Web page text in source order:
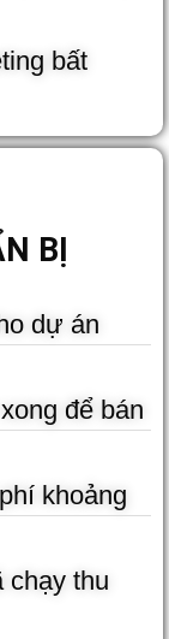
bất
BỊ​
dự án
để bán
khoảng
chạy thu